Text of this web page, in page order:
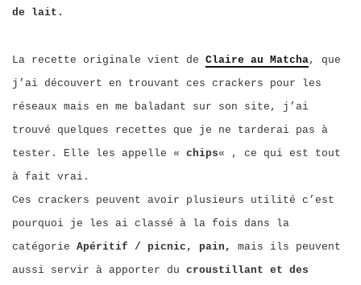
de lait.
La recette originale vient de Claire au Matcha, que
j’ai découvert en trouvant ces crackers pour les
réseaux mais en me baladant sur son site, j’ai
trouvé quelques recettes que je ne tarderai pas à
tester. Elle les appelle « chips« , ce qui est tout
à fait vrai.
Ces crackers peuvent avoir plusieurs utilité c’est
pourquoi je les ai classé à la fois dans la
catégorie Apéritif / picnic, pain, mais ils peuvent
aussi servir à apporter du croustillant et des